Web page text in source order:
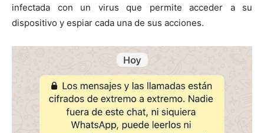
infectada con un virus que permite acceder a su
dispositivo y espiar cada una de sus acciones.